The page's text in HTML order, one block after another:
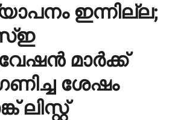
ഇന്നില്ല;
മാർക്ക്
ശേഷം
ലിസ്റ്റ്